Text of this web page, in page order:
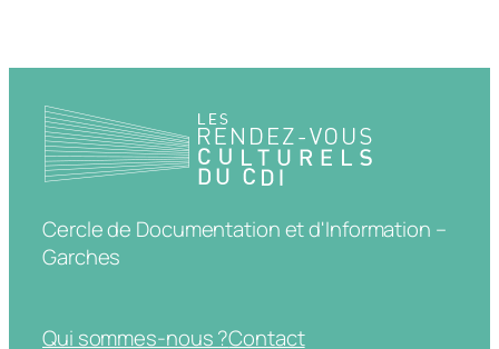
Cercle de Documentation et d'Information –
Garches
Qui sommes-nous ?Contact